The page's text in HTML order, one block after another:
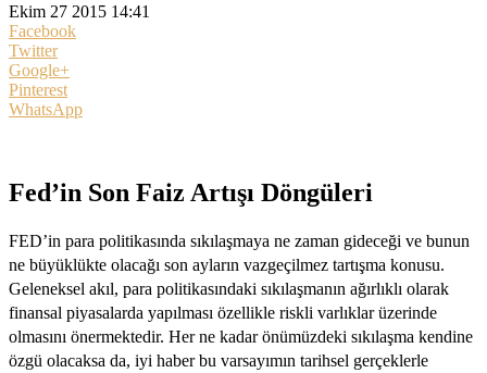
Ekim 27 2015 14:41
Facebook
Twitter
Google+
Pinterest
WhatsApp
Fed’in Son Faiz Artışı Döngüleri
FED’in para politikasında sıkılaşmaya ne zaman gideceği ve bunun
ne büyüklükte olacağı son ayların vazgeçilmez tartışma konusu.
Geleneksel akıl, para politikasındaki sıkılaşmanın ağırlıklı olarak
finansal piyasalarda yapılması özellikle riskli varlıklar üzerinde
olmasını önermektedir. Her ne kadar önümüzdeki sıkılaşma kendine
özgü olacaksa da, iyi haber bu varsayımın tarihsel gerçeklerle